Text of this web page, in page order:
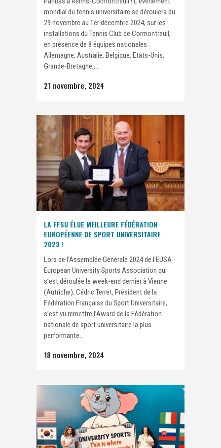
mondial du tennis universitaire se déroulera du
29 novembre au 1er décembre 2024, sur les
installations du Tennis Club de Cormontreuil,
en présence de 8 équipes nationales :
Allemagne, Australie, Belgique, Etats-Unis,
Grande-Bretagne,...
21 novembre, 2024
LA FFSU ÉLUE MEILLEURE FÉDÉRATION
EUROPÉENNE DE SPORT UNIVERSITAIRE
2023 !
Lors de l’Assemblée Générale 2024 de l’EUSA -
European University Sports Association qui
s’est déroulée le week-end dernier à Vienne
(Autriche), Cédric Terret, Président de la
Fédération Française du Sport Universitaire,
s’est vu remettre l’Award de la Fédération
nationale de sport universitaire la plus
performante...
18 novembre, 2024